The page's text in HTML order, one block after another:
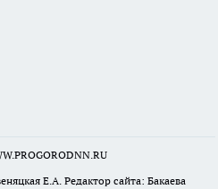
Е.А. Редактор сайта: Бакаева